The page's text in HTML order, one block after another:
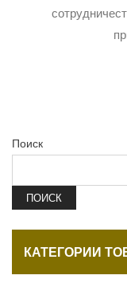
Поиск
ПОИСК
КАТЕГОРИИ